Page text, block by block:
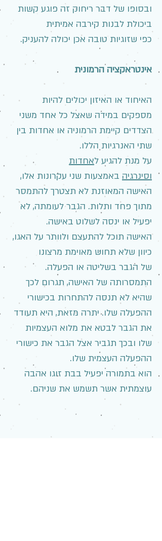
ובסופו של דבר ריחוק זה פוגע קשות
ביכולת לבנות קירבה אמיתית
כפי שזוגיות טובה אכן יכולה להעניק.
אינטראקציה הרמונית
האיחוד או האיזון יכולים להיות
מספקים במידה שאצל כל אחד משני
הצדדים קיימת הרמוניה או אחדות בין
שתי האנרגיות הללו.
על מנת להגיע לאחדות
וסינרגיה באמצעות שני עקרונות אלו,
האישה המאוזנת לא תצטרך להתמסר
מתוך פחד ותלות. הגבר לעומתה, לא
יפעיל או ינסה לשלוט באישה.
האישה תוכל להתעצם ולוותר על האגו,
כיוון שלא תחוש מאוימת מרצונו
של הגבר בשליטה או הפעלה.
התמסרותה של האישה, תגרום לכך
שהיא לא תנסה להתחרות בכישורי
ההפעלה שלו. יתרה מזאת, היא תעודד
את הגבר לבטא את מלוא העצמיות
שלו ובכך תגביר אצל הגבר את כישורי
ההפעלה העצמית שלו.
הוא בתמורה יפעיל בבת זוגו אהבה
עוצמתית אשר תשמש את שניהם.